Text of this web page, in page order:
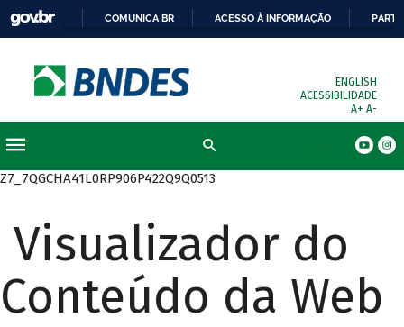
COMUNICA BR ACESSO À INFORMAÇÃO
ENGLISH
ACESSIBILIDADE
A+ A-
Z7_7QGCHA41L0RP906P422Q9Q0513
Visualizador do
Conteúdo da Web